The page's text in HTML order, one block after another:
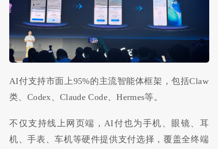
AI付支持市面上95%的主流智能体框架，包括Claw
类、Codex、Claude Code、Hermes等。
不仅支持线上网页端，AI付也为手机、眼镜、耳
机、手表、车机等硬件提供支付选择，覆盖全终端